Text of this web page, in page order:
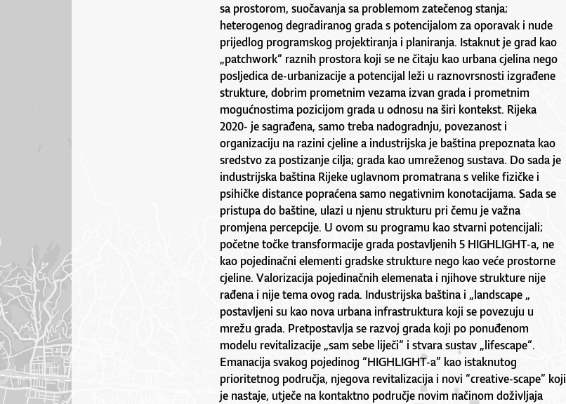
sa prostorom, suočavanja sa problemom zatečenog stanja;
heterogenog degradiranog grada s potencijalom za oporavak i nude
prijedlog programskog projektiranja i planiranja. Istaknut je grad kao
„patchwork“ raznih prostora koji se ne čitaju kao urbana cjelina nego
posljedica de-urbanizacije a potencijal leži u raznovrsnosti izgrađene
strukture, dobrim prometnim vezama izvan grada i prometnim
mogućnostima pozicijom grada u odnosu na širi kontekst. Rijeka
2020- je sagrađena, samo treba nadogradnju, povezanost i
organizaciju na razini cjeline a industrijska je baština prepoznata kao
sredstvo za postizanje cilja; grada kao umreženog sustava. Do sada je
industrijska baština Rijeke uglavnom promatrana s velike fizičke i
psihičke distance popraćena samo negativnim konotacijama. Sada se
pristupa do baštine, ulazi u njenu strukturu pri čemu je važna
promjena percepcije. U ovom su programu kao stvarni potencijali;
početne točke transformacije grada postavljenih 5 HIGHLIGHT-a, ne
kao pojedinačni elementi gradske strukture nego kao veće prostorne
cjeline. Valorizacija pojedinačnih elemenata i njihove strukture nije
rađena i nije tema ovog rada. Industrijska baština i „landscape „
postavljeni su kao nova urbana infrastruktura koji se povezuju u
mrežu grada. Pretpostavlja se razvoj grada koji po ponuđenom
modelu revitalizacije „sam sebe liječi“ i stvara sustav „lifescape“.
Emanacija svakog pojedinog “HIGHLIGHT-a” kao istaknutog
prioritetnog područja, njegova revitalizacija i novi “creative-scape” koji
je nastaje, utječe na kontaktno područje novim načinom doživljaja